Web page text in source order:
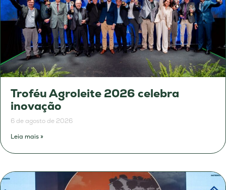
Troféu Agroleite 2026 celebra
inovação
6 de agosto de 2026
Leia mais »